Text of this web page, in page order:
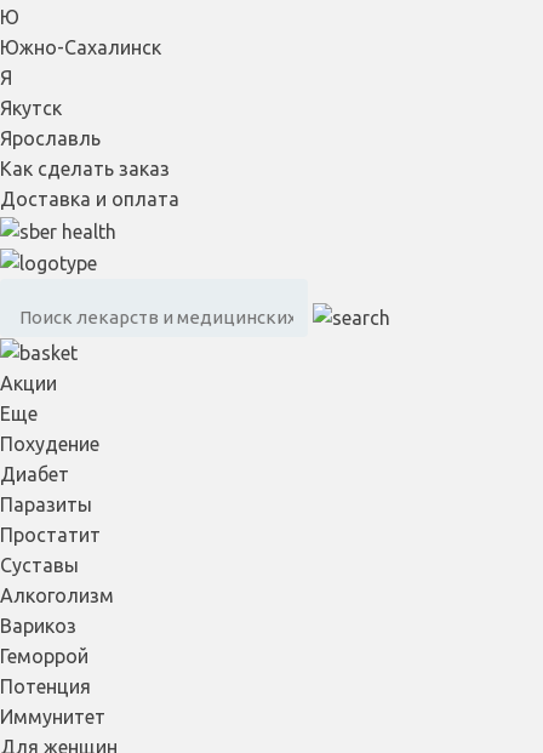
Ю
Южно-Сахалинск
Я
Якутск
Ярославль
Как сделать заказ
Доставка и оплата
Акции
Еще
Похудение
Диабет
Паразиты
Простатит
Суставы
Алкоголизм
Варикоз
Геморрой
Потенция
Иммунитет
Для женщин